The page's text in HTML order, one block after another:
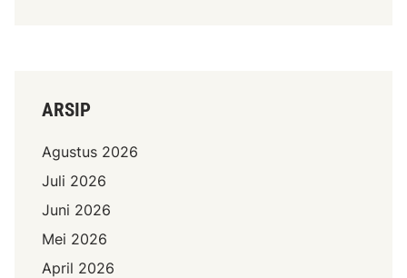
ARSIP
Agustus 2026
Juli 2026
Juni 2026
Mei 2026
April 2026